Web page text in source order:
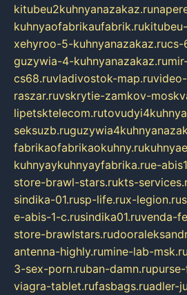
kitubeu2kuhnyanazakaz.ru
kuhnyaofabrikaufabrik.ru
xehyroo-5-kuhnyanazakaz.rucs-
guzywia-4-kuhnyanazakaz.ru
cs68.ruvladivostok-map.ru
raszar.ruvskrytie-zamkov-
lipetsktelecom.ru
seksuzb.ru
fabrikaofabrikaokuhny.ru
kuhnyaykuhnyayfabrika.rue-
store-brawl-stars.rukts-
sindika-01.rusp-life.rux-legion.ru
e-abis-1-c.rusindika01.ruvenda-
store-brawlstars.ru
antenna-highly.rumine-lab-msk.ru
3-sex-porn.ruban-damn.ru
viagra-tablet.rufasbags.ruadler-